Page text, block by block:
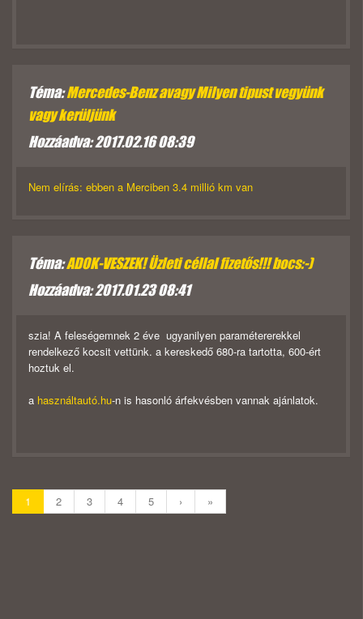
Téma:Mercedes-Benz avagy Milyen tipust vegyünk
vagy kerüljünk
Hozzáadva: 2017.02.16 08:39
Nem elírás: ebben a Merciben 3.4 millió km van
Téma:ADOK-VESZEK! Üzleti céllal fizetős!!! bocs:-)
Hozzáadva: 2017.01.23 08:41
szia! A feleségemnek 2 éve ugyanilyen paramétererekkel
rendelkező kocsit vettünk. a kereskedő 680-ra tartotta, 600-ért
hoztuk el.
a használtautó.hu-n is hasonló árfekvésben vannak ajánlatok.
1 2 3 4 5 › »